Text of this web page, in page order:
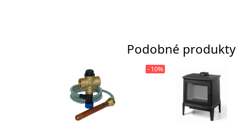
Podobné produkty
- 10%